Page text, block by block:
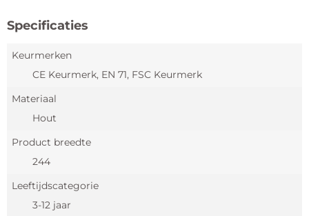
Specificaties
Keurmerken
CE Keurmerk, EN 71, FSC Keurmerk
Materiaal
Hout
Product breedte
244
Leeftijdscategorie
3-12 jaar